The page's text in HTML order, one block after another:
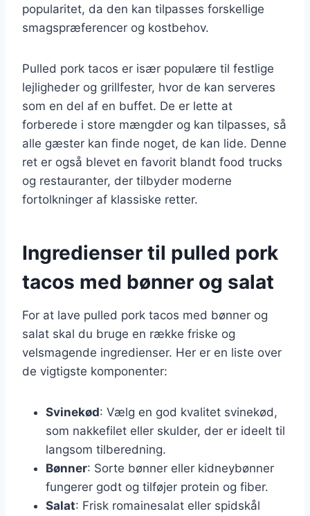
popularitet, da den kan tilpasses forskellige
smagspræferencer og kostbehov.
Pulled pork tacos er især populære til festlige
lejligheder og grillfester, hvor de kan serveres
som en del af en buffet. De er lette at
forberede i store mængder og kan tilpasses, så
alle gæster kan finde noget, de kan lide. Denne
ret er også blevet en favorit blandt food trucks
og restauranter, der tilbyder moderne
fortolkninger af klassiske retter.
Ingredienser til pulled pork
tacos med bønner og salat
For at lave pulled pork tacos med bønner og
salat skal du bruge en række friske og
velsmagende ingredienser. Her er en liste over
de vigtigste komponenter:
Svinekød: Vælg en god kvalitet svinekød,
som nakkefilet eller skulder, der er ideelt til
langsom tilberedning.
Bønner: Sorte bønner eller kidneybønner
fungerer godt og tilføjer protein og fiber.
Salat: Frisk romainesalat eller spidskål